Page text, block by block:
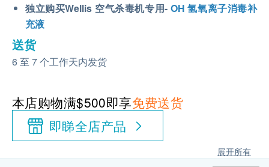
独立购买Wellis 空气杀毒机专用- OH 氢氧离子消毒补
充液
送货
6 至 7 个工作天内发货
本店购物满$500即享免费送货
即睇全店产品
展开所有